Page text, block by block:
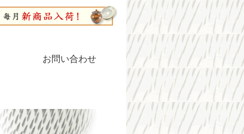
お問い合わせ